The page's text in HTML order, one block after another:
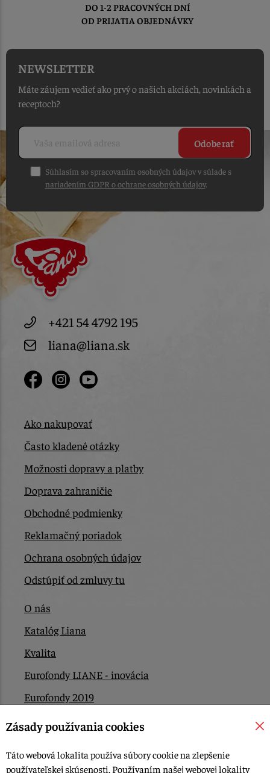
DO 1-2 PRACOVNÝCH DNÍ
OD PRIJATIA OBJEDNÁVKY
NEWSLETTER
Máte záujem vedieť ako prvý o našich akciách, novinkách a
receptoch?
Odoberať
Súhlasím so spracovaním osobných údajov v súlade s
nariadením GDPR o ochrane osobných údajov.
+421 54 4792 195
liana@liana.sk
Ako nakupovať
Často kladené otázky
Možnosti dopravy a platby
Doprava zahraničie
Obchodné podmienky
Reklamačný poriadok
Ochrana osobných údajov
Odstúpiť od zmluvy tu
O nás
Katalóg Liana
Kvalita
Eurofondy LIANE - inovácia
Eurofondy 2019
Eurofondy 2022/2023
Kontakt
Zásady používania cookies
Táto webová lokalita používa súbory cookie na zlepšenie
používateľskej skúsenosti. Používaním našej webovej lokality